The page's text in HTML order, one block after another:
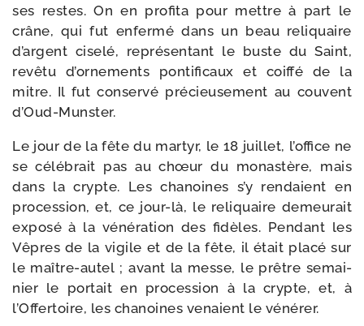
ses restes. On en pro­fi­ta pour mettre à part le
crâne, qui fut enfer­mé dans un beau reli­quaire
d’argent cise­lé, repré­sen­tant le buste du Saint,
revê­tu d’ornements pon­ti­fi­caux et coif­fé de la
mitre. Il fut conser­vé pré­cieu­se­ment au couvent
d’Oud-Munster.
Le jour de la fête du mar­tyr, le 18 juillet, l’office ne
se célé­brait pas au chœur du monas­tère, mais
dans la crypte. Les cha­noines s’y ren­daient en
pro­ces­sion, et, ce jour-​là, le reli­quaire demeu­rait
expo­sé à la véné­ra­tion des fidèles. Pendant les
Vêpres de la vigile et de la fête, il était pla­cé sur
le maître-​autel ; avant la messe, le prêtre semai­
nier le por­tait en pro­ces­sion à la crypte, et, à
l’Offertoire, les cha­noines venaient le vénérer.